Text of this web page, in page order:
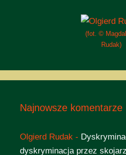
(fot. ©
Rudak)
Najnowsze komentarze
Olgierd Rudak -
dyskryminacja przez